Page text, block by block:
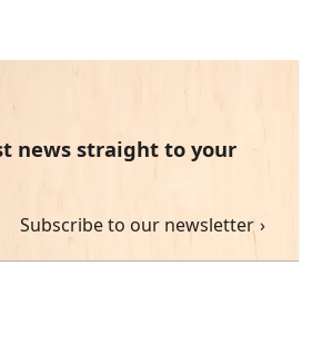
news straight to your
Subscribe to our newsletter